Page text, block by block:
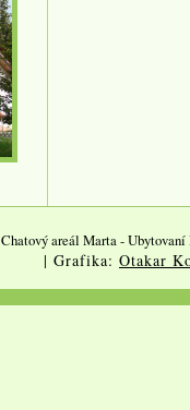
Chatový areál Marta -
| Grafika: Otakar